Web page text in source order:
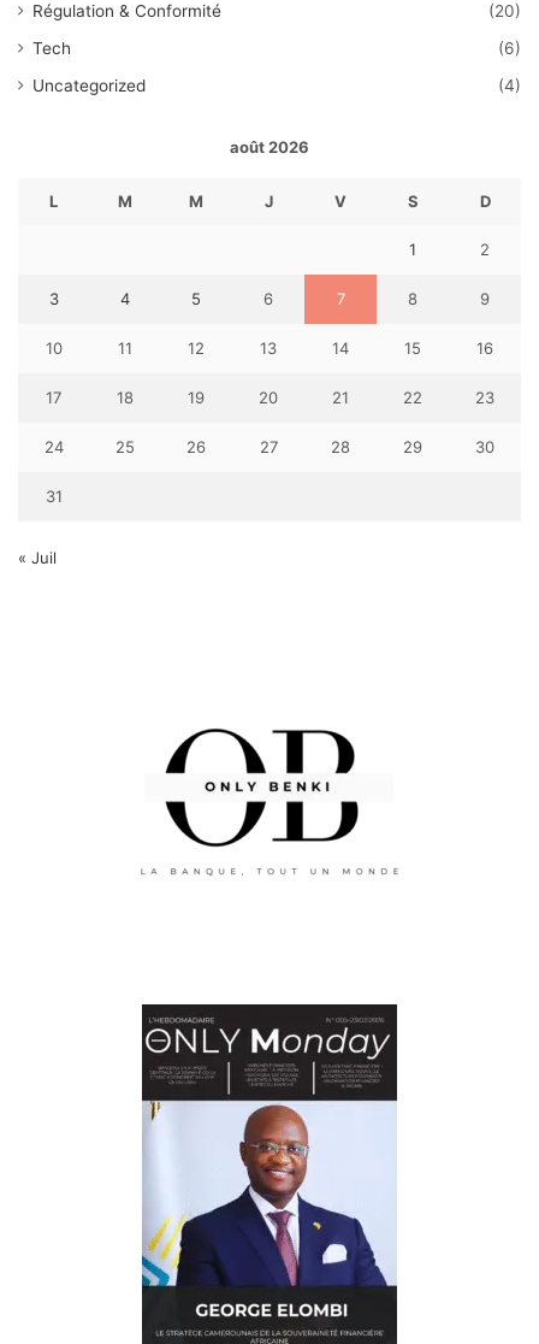
Régulation & Conformité
(20)
Tech
(6)
Uncategorized
(4)
août 2026
L M M J V S D
1 2
3 4 5 6 7 8 9
10 11 12 13 14 15 16
17 18 19 20 21 22 23
24 25 26 27 28 29 30
31
« Juil